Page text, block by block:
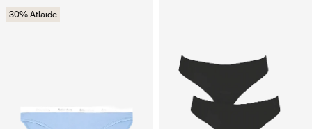
30% Atlaide